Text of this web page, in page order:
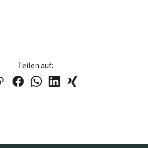
Teilen auf: